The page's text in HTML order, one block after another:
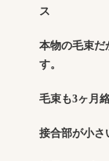
ス
本物の毛束だ
す。
毛束も3ヶ月
接合部が小さ